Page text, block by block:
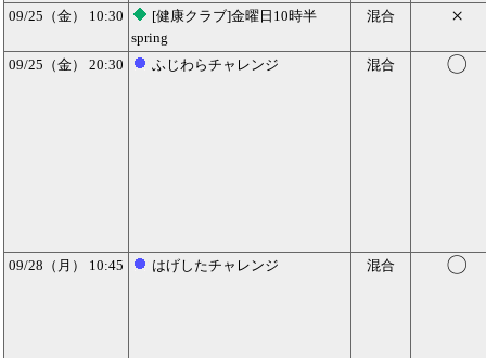
09/25（金） 10:30
[健康クラブ]金曜日10時半
spring
混合 ×
09/25（金） 20:30 ふじわらチャレンジ 混合 〇
09/28（月） 10:45 はげしたチャレンジ 混合 〇